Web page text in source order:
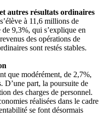
autres résultats ordinaires
à 11,6 millions de
9,3%, qui s’explique en
des opérations de
sont restés stables.
que modérément, de 2,7%,
D’une part, la poursuite de
des charges de personnel.
réalisées dans le cadre
se font désormais